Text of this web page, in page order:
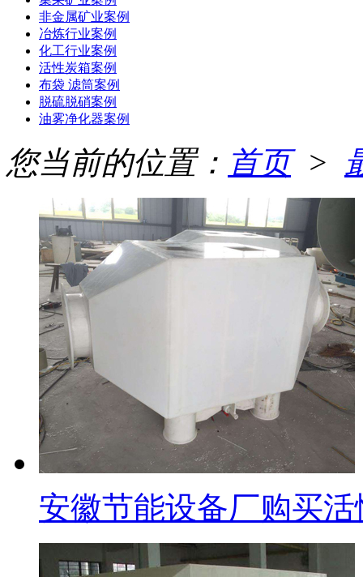
非金属矿业案例
冶炼行业案例
化工行业案例
活性炭箱案例
布袋 滤筒案例
脱硫脱硝案例
油雾净化器案例
您当前的位置： 首页>
安徽节能设备厂购买